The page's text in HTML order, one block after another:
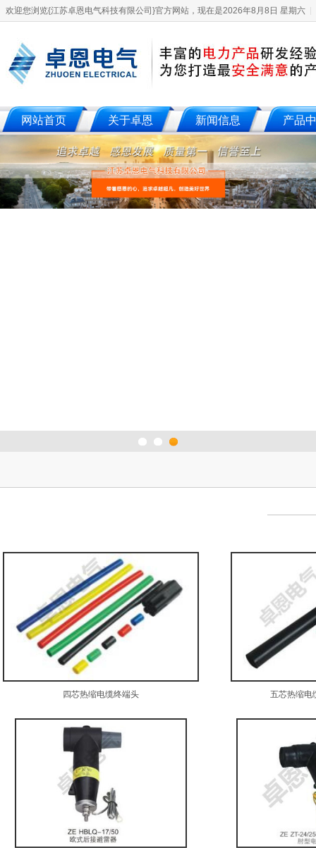
欢迎您浏览{江苏卓恩电气科技有限公司}官方网站，现在是2026年8月8日 星期六
网站首页 关于卓恩 新闻信息 产品
四芯热缩电缆终端头 五芯热缩电